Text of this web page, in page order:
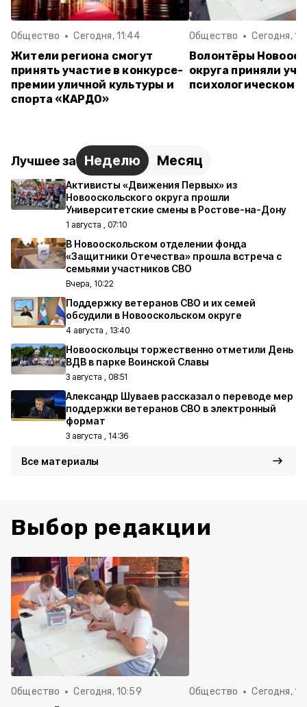
Общество Сегодня, 11:44
Жители региона смогут
принять участие в конкурсе-
премии уличной культуры и
спорта «КАРДО»
Общество Сегодня,
Волонтёры
округа приняли
психологическом
Лучшее за Неделю Месяц
Активисты «Движения Первых» из
Новооскольского округа прошли
Университетские смены в Ростове-на-Дону
1 августа , 07:10
В Новооскольском отделении фонда
«Защитники Отечества» прошла встреча с
семьями участников СВО
Вчера, 10:22
Поддержку ветеранов СВО и их семей
обсудили в Новооскольском округе
4 августа , 13:40
Новооскольцы торжественно отметили День
ВДВ в парке Воинской Славы
3 августа , 08:51
Александр Шуваев рассказал о переводе мер
поддержки ветеранов СВО в электронный
формат
3 августа , 14:36
Все материалы
Выбор редакции
Общество Сегодня, 10:59 Общество Сегодня,